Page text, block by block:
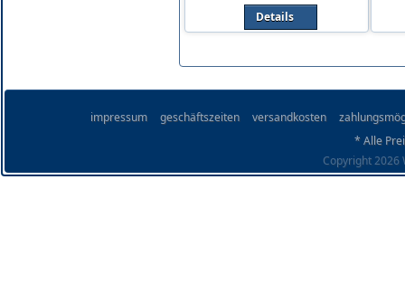
Details
impressum geschäftszeiten versandkosten
* Alle
Copyright 2026